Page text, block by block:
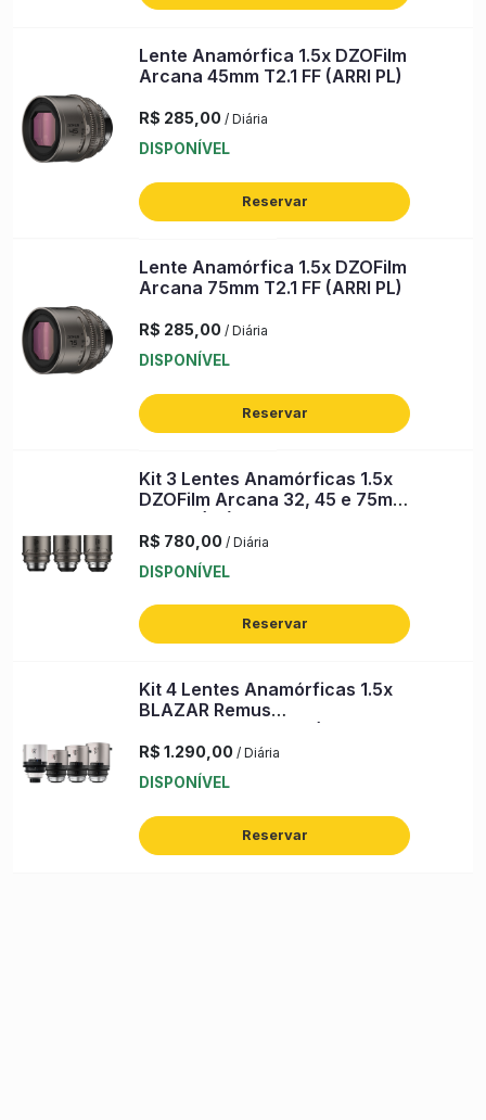
Lente Anamórfica 1.5x DZOFilm
Arcana 45mm T2.1 FF (ARRI PL)
R$ 285,00 / Diária
DISPONÍVEL
Reservar
Lente Anamórfica 1.5x DZOFilm
Arcana 75mm T2.1 FF (ARRI PL)
R$ 285,00 / Diária
DISPONÍVEL
Reservar
Kit 3 Lentes Anamórficas 1.5x
DZOFilm Arcana 32, 45 e 75mm
T2.1 FF (PL)
R$ 780,00 / Diária
DISPONÍVEL
Reservar
Kit 4 Lentes Anamórficas 1.5x
BLAZAR Remus
Flare)
R$ 1.290,00 / Diária
DISPONÍVEL
Reservar